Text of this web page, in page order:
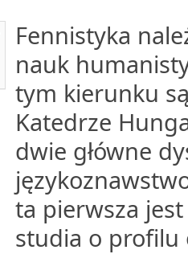
Fennistyka
nauk
tym kierunku
Katedrze
dwie główne
ta pierwsza
studia o profilu